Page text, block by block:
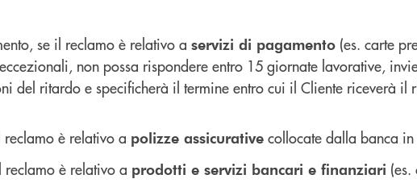
se il reclamo è relativo a servizi di pagamento (es. carte
non possa rispondere entro 15 giornate lavorative,
del ritardo e specificherà il termine entro cui il Cliente riceverà il
è relativo a polizze assicurative collocate dalla banca
è relativo a prodotti e servizi bancari e finanziari